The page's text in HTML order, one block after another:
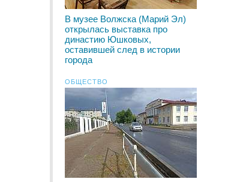
В музее Волжска (Марий Эл)
открылась выставка про
династию Юшковых,
оставившей след в истории
города
ОБЩЕСТВО